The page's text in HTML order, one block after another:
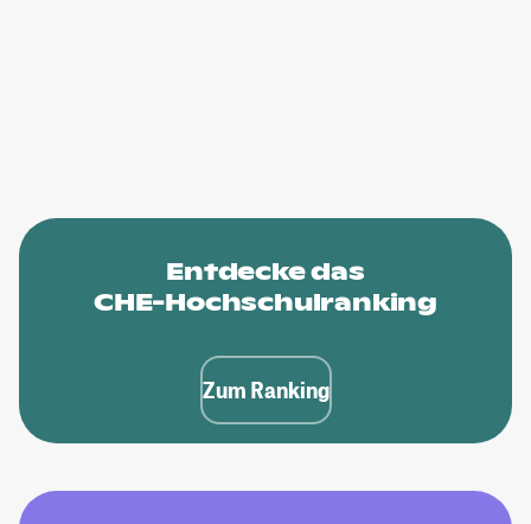
Entdecke das
CHE-Hochschulranking
Zum Ranking